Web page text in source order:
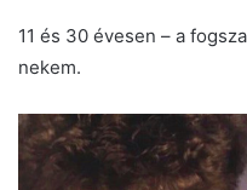
11 és 30 évesen – a
nekem.